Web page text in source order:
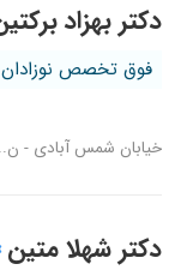
دکتر بهزاد
فوق تخصص
خیابان شمس آبادی -
دکتر شهلا متین